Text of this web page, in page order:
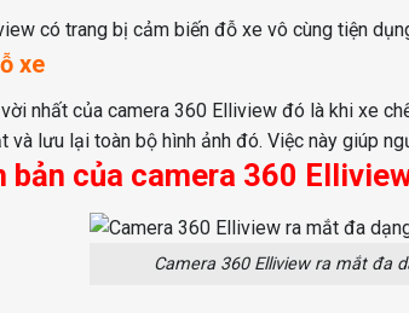
có trang bị cảm biến đỗ xe vô cùng tiện
xe
nhất của camera 360 Elliview đó là khi xe
và lưu lại toàn bộ hình ảnh đó. Việc này giúp
bản của camera 360
Camera 360 Elliview ra mắt đa